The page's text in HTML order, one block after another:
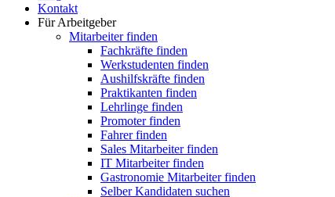
Kontakt
Für Arbeitgeber
Mitarbeiter finden
Fachkräfte finden
Werkstudenten finden
Aushilfskräfte finden
Praktikanten finden
Lehrlinge finden
Promoter finden
Fahrer finden
Sales Mitarbeiter finden
IT Mitarbeiter finden
Gastronomie Mitarbeiter finden
Selber Kandidaten suchen